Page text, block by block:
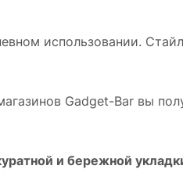
использовании.
Gadget-Bar вы
и бережной